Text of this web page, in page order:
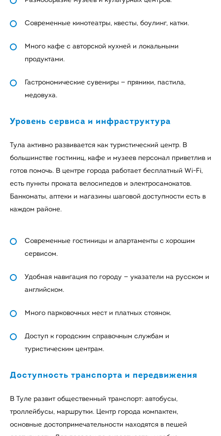
Современные кинотеатры, квесты, боулинг, катки.
Много кафе с авторской кухней и локальными
продуктами.
Гастрономические сувениры — пряники, пастила,
медовуха.
Уровень сервиса и инфраструктура
Тула активно развивается как туристический центр. В
большинстве гостиниц, кафе и музеев персонал приветлив и
готов помочь. В центре города работает бесплатный Wi-Fi,
есть пункты проката велосипедов и электросамокатов.
Банкоматы, аптеки и магазины шаговой доступности есть в
каждом районе.
Современные гостиницы и апартаменты с хорошим
сервисом.
Удобная навигация по городу — указатели на русском и
английском.
Много парковочных мест и платных стоянок.
Доступ к городским справочным службам и
туристическим центрам.
Доступность транспорта и передвижения
В Туле развит общественный транспорт: автобусы,
троллейбусы, маршрутки. Центр города компактен,
основные достопримечательности находятся в пешей